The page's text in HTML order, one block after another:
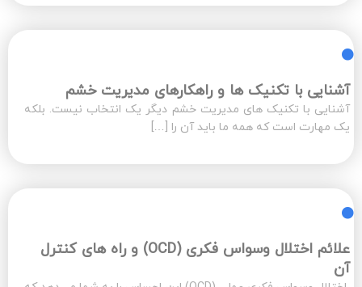
آشنایی با تکنیک ها و راهکارهای مدیریت خشم
آشنایی با تکنیک های مدیریت خشم دیگر یک انتخاب نیست. بلکه
یک مهارت است که همه ما باید آن را […]
علائم اختلال وسواس فکری (OCD) و راه های کنترل
آن